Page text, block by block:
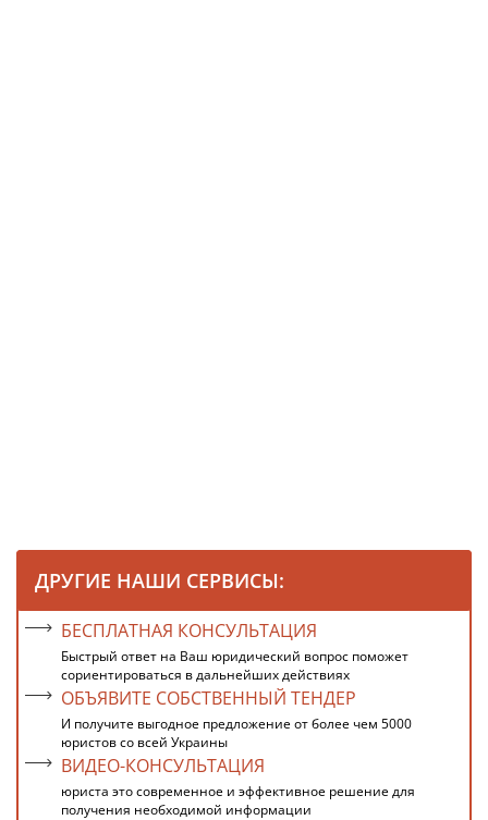
ДРУГИЕ НАШИ СЕРВИСЫ:
БЕСПЛАТНАЯ КОНСУЛЬТАЦИЯ
Быстрый ответ на Ваш юридический вопрос поможет
сориентироваться в дальнейших действиях
ОБЪЯВИТЕ СОБСТВЕННЫЙ ТЕНДЕР
И получите выгодное предложение от более чем 5000
юристов со всей Украины
ВИДЕО-КОНСУЛЬТАЦИЯ
юриста это современное и эффективное решение для
получения необходимой информации